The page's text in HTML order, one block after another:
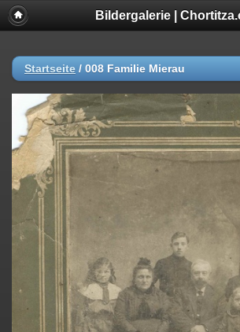
Bildergalerie |
Startseite / 008 Familie Mierau